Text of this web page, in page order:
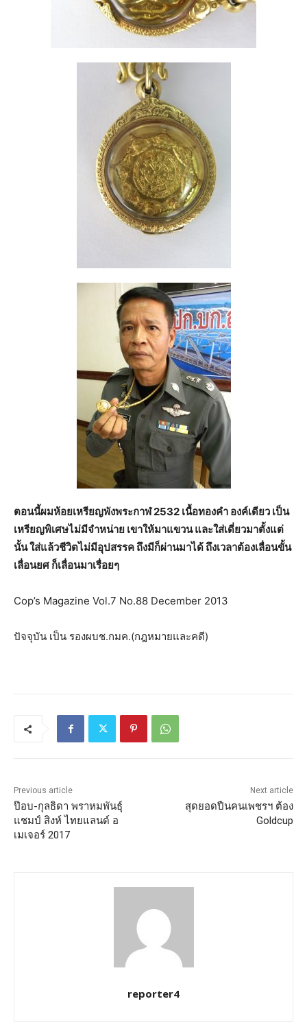
ตอนนี้ผมห้อยเหรียญพังพระกาฬ 2532 เนื้อทองคำ องค์เดียว เป็น
เหรียญพิเศษไม่มีจำหน่าย เขาให้มาแขวน และใส่เดี่ยวมาตั้งแต่
นั้น ใส่แล้วชีวิตไม่มีอุปสรรค ถึงมีก็ผ่านมาได้ ถึงเวลาต้องเลื่อนขั้น
เลื่อนยศ ก็เลื่อนมาเรื่อยๆ
Cop’s Magazine Vol.7 No.88 December 2013
ปัจจุบัน เป็น รองผบช.กมค.(กฎหมายและคดี)
Previous article
ป๊อบ-กุลธิดา พราหมพันธุ์
แชมป์ สิงห์ ไทยแลนด์ อ
เมเจอร์ 2017
Next article
สุดยอดปืนคนเพชรฯ ต้อง
Goldcup
reporter4